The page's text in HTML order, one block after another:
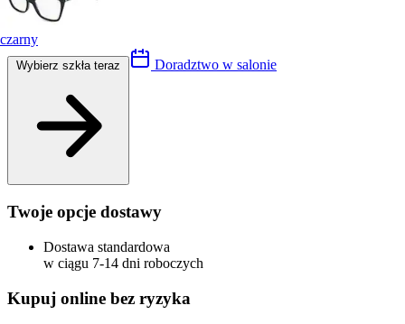
czarny
Doradztwo w salonie
Twoje opcje dostawy
Dostawa standardowa
w ciągu 7-14 dni roboczych
Kupuj online bez ryzyka